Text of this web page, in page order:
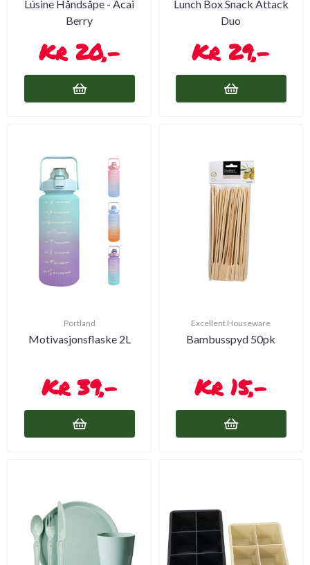
Lúsine Håndsåpe - Acai
Berry
20,-
Lunch Box Snack Attack
Duo
29,-
Portland
Motivasjonsflaske 2L
39,-
Excellent Houseware
Bambusspyd 50pk
15,-